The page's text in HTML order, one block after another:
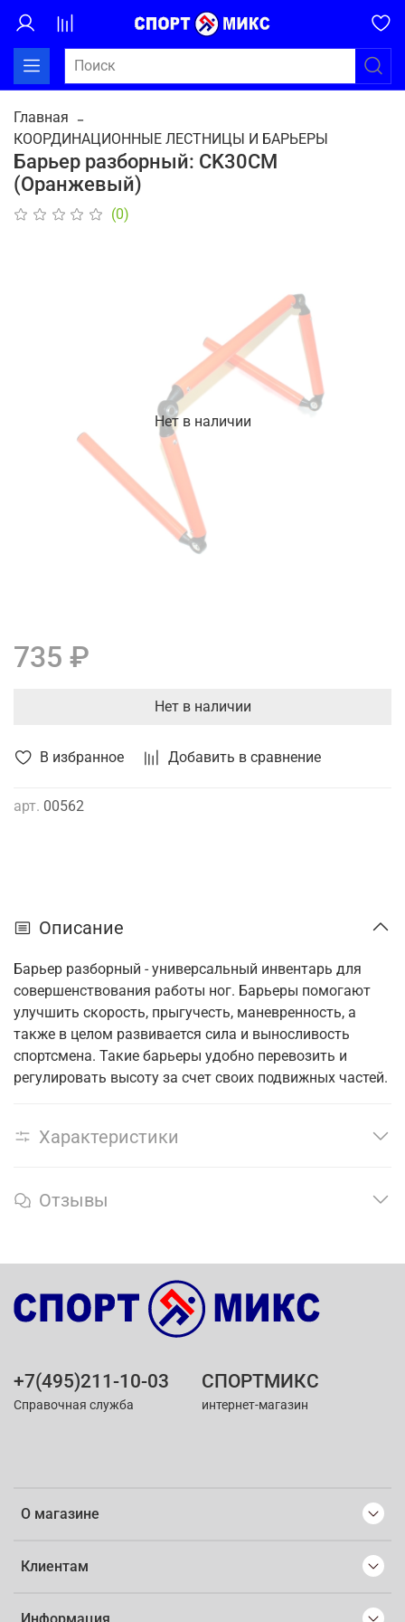
Главная
КООРДИНАЦИОННЫЕ ЛЕСТНИЦЫ И БАРЬЕРЫ
Барьер разборный: CK30CM
(Оранжевый)
(0)
В избранное Добавить в сравнение
арт. 00562
Нет в наличии
735 ₽
Нет в наличии
Описание
Барьер разборный - универсальный инвентарь для
совершенствования работы ног. Барьеры помогают
улучшить скорость, прыгучесть, маневренность, а
также в целом развивается сила и выносливость
спортсмена. Такие барьеры удобно перевозить и
регулировать высоту за счет своих подвижных частей.
Характеристики
Отзывы
О магазине
Клиентам
+7(495)211-10-03
Справочная служба
СПОРТМИКС
интернет-магазин